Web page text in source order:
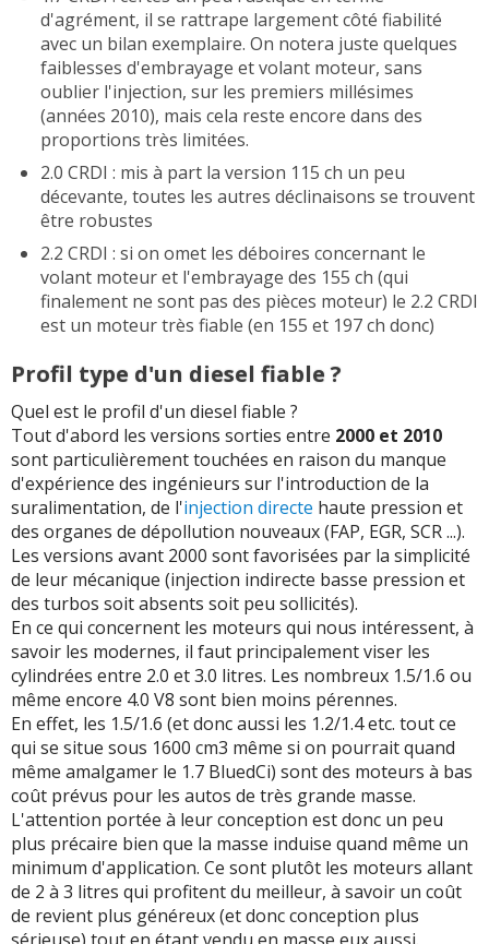
d'agrément, il se rattrape largement côté fiabilité
avec un bilan exemplaire. On notera juste quelques
faiblesses d'embrayage et volant moteur, sans
oublier l'injection, sur les premiers millésimes
(années 2010), mais cela reste encore dans des
proportions très limitées.
2.0 CRDI : mis à part la version 115 ch un peu
décevante, toutes les autres déclinaisons se trouvent
être robustes
2.2 CRDI : si on omet les déboires concernant le
volant moteur et l'embrayage des 155 ch (qui
finalement ne sont pas des pièces moteur) le 2.2 CRDI
est un moteur très fiable (en 155 et 197 ch donc)
Profil type d'un diesel fiable ?
Quel est le profil d'un diesel fiable ?
Tout d'abord les versions sorties entre 2000 et 2010
sont particulièrement touchées en raison du manque
d'expérience des ingénieurs sur l'introduction de la
suralimentation, de l'injection directe haute pression et
des organes de dépollution nouveaux (FAP, EGR, SCR ...).
Les versions avant 2000 sont favorisées par la simplicité
de leur mécanique (injection indirecte basse pression et
des turbos soit absents soit peu sollicités).
En ce qui concernent les moteurs qui nous intéressent, à
savoir les modernes, il faut principalement viser les
cylindrées entre 2.0 et 3.0 litres. Les nombreux 1.5/1.6 ou
même encore 4.0 V8 sont bien moins pérennes.
En effet, les 1.5/1.6 (et donc aussi les 1.2/1.4 etc. tout ce
qui se situe sous 1600 cm3 même si on pourrait quand
même amalgamer le 1.7 BluedCi) sont des moteurs à bas
coût prévus pour les autos de très grande masse.
L'attention portée à leur conception est donc un peu
plus précaire bien que la masse induise quand même un
minimum d'application. Ce sont plutôt les moteurs allant
de 2 à 3 litres qui profitent du meilleur, à savoir un coût
de revient plus généreux (et donc conception plus
sérieuse) tout en étant vendu en masse eux aussi.